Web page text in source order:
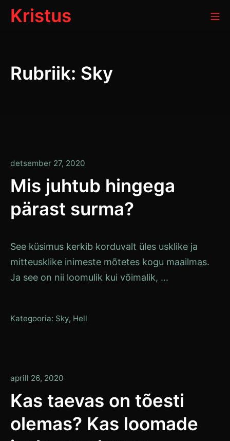
SkipKristus
Rubriik: Sky
detsember 27, 2020
2020
Mis juhtub hingega
pärast surma?
See küsimus kerkib korduvalt üles usklike ja
mitteusklike inimeste mõtetes kogu maailmas.
Ja see on nii loomulik kui võimalik, ...
Kategooria: Sky, Hell
aprill 26, 2020
Kas taevas on tõesti
olemas? Kas loomade